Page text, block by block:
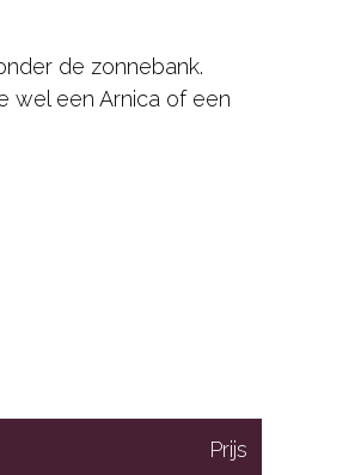
de zonnebank.
wel een Arnica of een
Prijs